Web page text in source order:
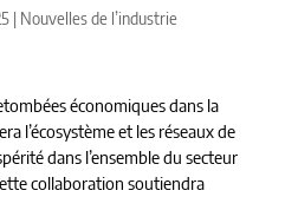
| Nouvelles de l’industrie
économiques dans la
l’écosystème et les réseaux de
dans l’ensemble du secteur
collaboration soutiendra